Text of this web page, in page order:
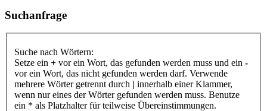
Suchanfrage
Suche nach Wörtern:
Setze ein + vor ein Wort, das gefunden werden muss und ein -
vor ein Wort, das nicht gefunden werden darf. Verwende
mehrere Wörter getrennt durch | innerhalb einer Klammer,
wenn nur eines der Wörter gefunden werden muss. Benutze
ein * als Platzhalter für teilweise Übereinstimmungen.